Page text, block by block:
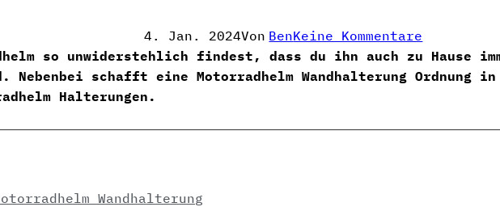
4. Jan. 2024Von BenKeine Kommentare
Halterung
Deinen
so unwiderstehlich findest, dass du ihn auch zu Hause
Nebenbei schafft eine Motorradhelm Wandhalterung Ordnung
Halterungen.
Wandhalterung